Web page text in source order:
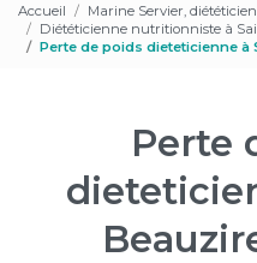
Accueil
Marine Servier,
Diététicienne nutritionniste à
Perte de poids dieteticienne à
Perte